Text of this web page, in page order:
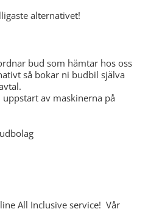
alternativet!
bud som hämtar hos oss
så bokar ni budbil själva
av maskinerna på
All Inclusive service! Vår